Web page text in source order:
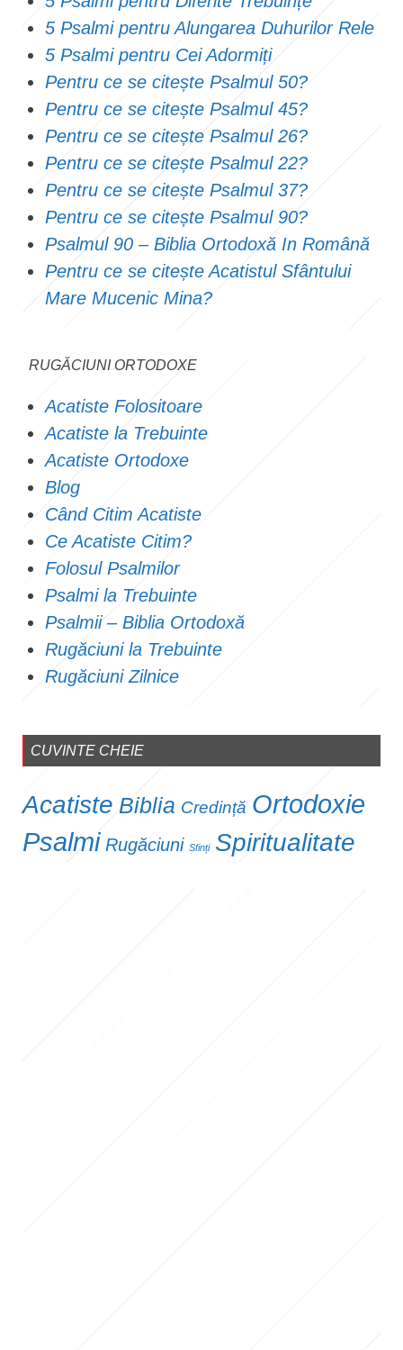
5 Psalmi pentru Alungarea Duhurilor Rele
5 Psalmi pentru Cei Adormiți
Pentru ce se citește Psalmul 50?
Pentru ce se citește Psalmul 45?
Pentru ce se citește Psalmul 26?
Pentru ce se citește Psalmul 22?
Pentru ce se citește Psalmul 37?
Pentru ce se citește Psalmul 90?
Psalmul 90 – Biblia Ortodoxă In Română
Pentru ce se citește Acatistul Sfântului
Mare Mucenic Mina?
RUGĂCIUNI ORTODOXE
Acatiste Folositoare
Acatiste la Trebuinte
Acatiste Ortodoxe
Blog
Când Citim Acatiste
Ce Acatiste Citim?
Folosul Psalmilor
Psalmi la Trebuinte
Psalmii – Biblia Ortodoxă
Rugăciuni la Trebuinte
Rugăciuni Zilnice
CUVINTE CHEIE
Acatiste Biblia Credință Ortodoxie
Psalmi Rugăciuni Sfinți Spiritualitate